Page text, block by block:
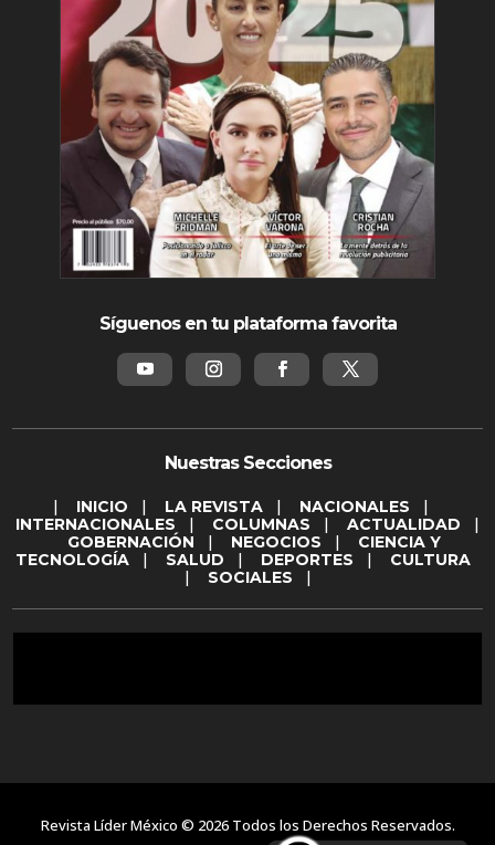
Síguenos en tu plataforma favorita
Nuestras Secciones
| INICIO | LA REVISTA | NACIONALES |
INTERNACIONALES | COLUMNAS | ACTUALIDAD |
GOBERNACIÓN | NEGOCIOS | CIENCIA Y
TECNOLOGÍA | SALUD | DEPORTES | CULTURA
| SOCIALES |
Revista Líder México © 2026 Todos los Derechos Reservados.